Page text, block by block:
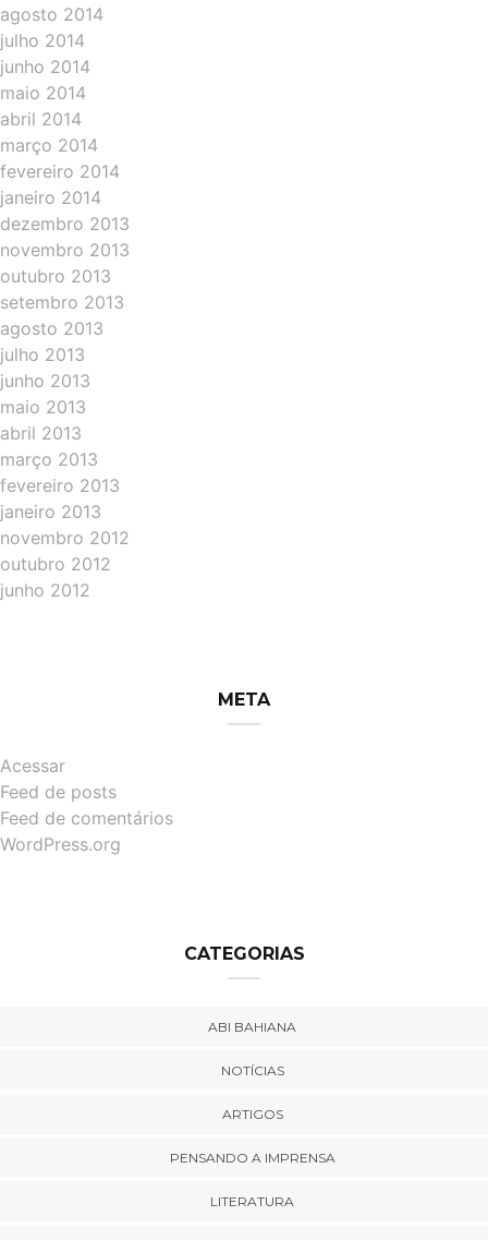
agosto 2014
julho 2014
junho 2014
maio 2014
abril 2014
março 2014
fevereiro 2014
janeiro 2014
dezembro 2013
novembro 2013
outubro 2013
setembro 2013
agosto 2013
julho 2013
junho 2013
maio 2013
abril 2013
março 2013
fevereiro 2013
janeiro 2013
novembro 2012
outubro 2012
junho 2012
META
Acessar
Feed de posts
Feed de comentários
WordPress.org
CATEGORIAS
ABI BAHIANA
NOTÍCIAS
ARTIGOS
PENSANDO A IMPRENSA
LITERATURA